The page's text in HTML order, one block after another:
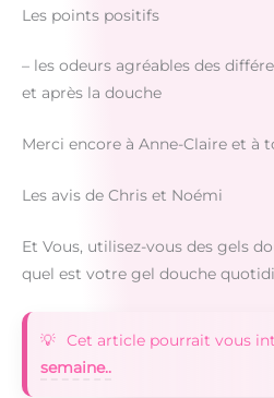
Les points positifs
– les odeurs agréables des
et après la douche
Merci encore à Anne-Claire et à
Les avis de Chris et Noémi
Et Vous, utilisez-vous des gels
quel est votre gel douche
Cet article pourrait vous
semaine..